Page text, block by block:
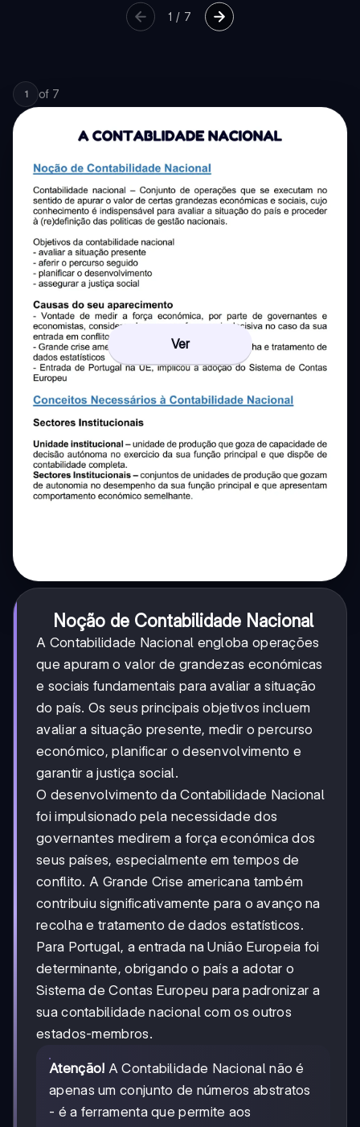
1 / 7
1 of 7
Ver
Noção de Contabilidade Nacional
A Contabilidade Nacional engloba operações
que apuram o valor de grandezas económicas
e sociais fundamentais para avaliar a situação
do país. Os seus principais objetivos incluem
avaliar a situação presente, medir o percurso
económico, planificar o desenvolvimento e
garantir a justiça social.
O desenvolvimento da Contabilidade Nacional
foi impulsionado pela necessidade dos
governantes medirem a força económica dos
seus países, especialmente em tempos de
conflito. A Grande Crise americana também
contribuiu significativamente para o avanço na
recolha e tratamento de dados estatísticos.
Para Portugal, a entrada na União Europeia foi
determinante, obrigando o país a adotar o
Sistema de Contas Europeu para padronizar a
sua contabilidade nacional com os outros
estados-membros.
Atenção! A Contabilidade Nacional não é
apenas um conjunto de números abstratos
- é a ferramenta que permite aos